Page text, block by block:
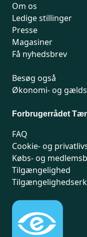
Om os
Ledige stillinger
Presse
Magasiner
Få nyhedsbrev
Besøg også
Økonomi- og
Forbrugerrådet
FAQ
Cookie- og
Købs- og
Tilgængelighed